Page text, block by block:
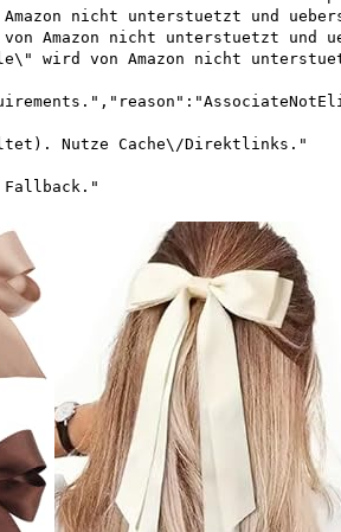
nicht unterstuetzt und
Amazon nicht unterstuetzt und
von Amazon nicht
Nutze Cache\/Direktlinks."
Fallback."